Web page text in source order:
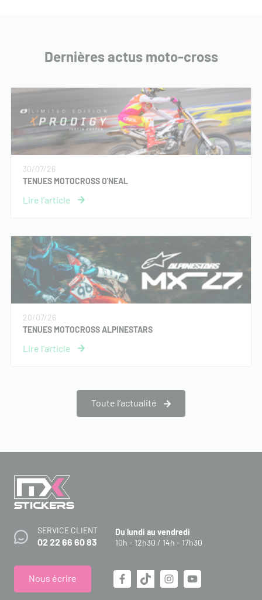
Dernières actus moto-cross
30/07/26
TENUES MOTOCROSS O'NEAL
20/07/26
TENUES MOTOCROSS ALPINESTARS
Toute l’actualité
SERVICE CLIENT
02 22 66 60 83
Du lundi au vendredi
10h - 12h30 / 14h - 17h30
Nous écrire